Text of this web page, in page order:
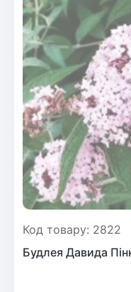
Код товару: 2822
Будлея Давида